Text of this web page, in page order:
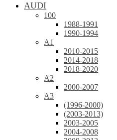
AUDI
100
1988-1991
1990-1994
A1
2010-2015
2014-2018
2018-2020
A2
2000-2007
A3
(1996-2000)
(2003-2013)
2003-2005
2004-2008